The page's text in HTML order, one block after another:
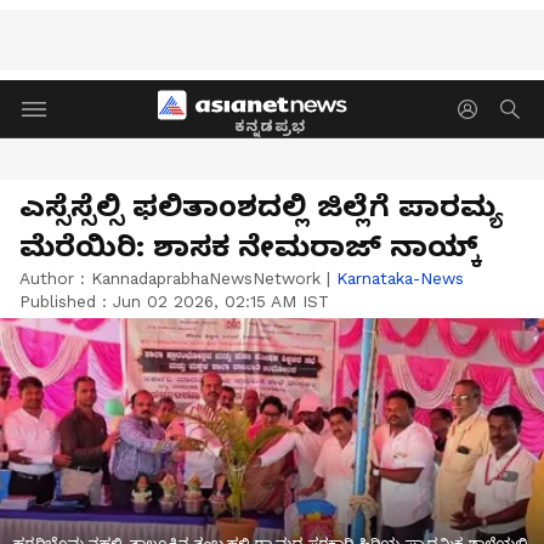
ಕನ್ನಡಪ್ರಭ
ಎಸ್ಸೆಸ್ಸೆಲ್ಸಿ ಫಲಿತಾಂಶದಲ್ಲಿ ಜಿಲ್ಲೆಗೆ ಪಾರಮ್ಯ
ಮೆರೆಯಿರಿ: ಶಾಸಕ ನೇಮರಾಜ್ ನಾಯ್ಕ್
Author : KannadaprabhaNewsNetwork | Karnataka-News
Published : Jun 02 2026, 02:15 AM IST